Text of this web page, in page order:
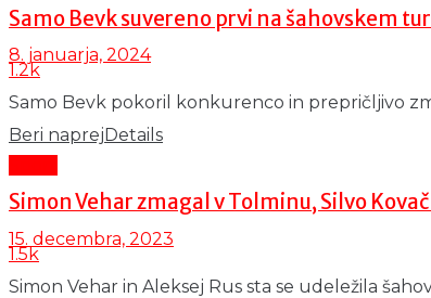
Samo Bevk suvereno prvi na šahovskem
8. januarja, 2024
1.2k
Samo Bevk pokoril konkurenco in prepričljivo
Beri naprej Details
Simon Vehar zmagal v Tolminu, Silvo
15. decembra, 2023
1.5k
Simon Vehar in Aleksej Rus sta se udeležila